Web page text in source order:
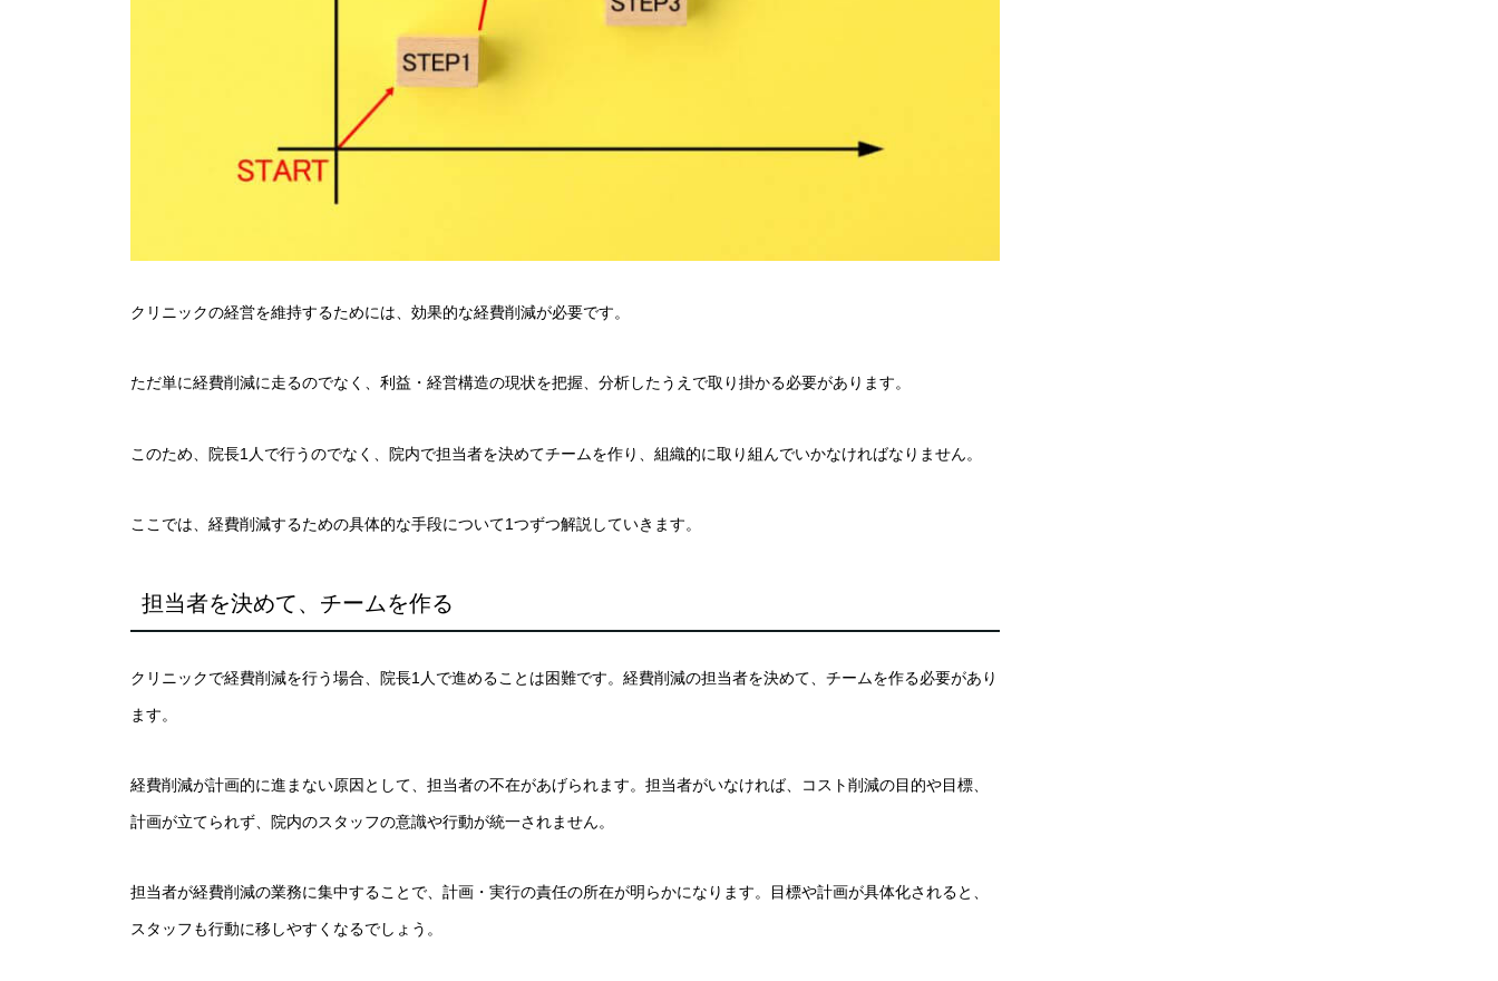
クリニックの経営を維持するためには、効果的な経費削減が必要です。
ただ単に経費削減に走るのでなく、利益・経営構造の現状を把握、分析したうえで取り掛かる必要があります。
このため、院長1人で行うのでなく、院内で担当者を決めてチームを作り、組織的に取り組んでいかなければなりません。
ここでは、経費削減するための具体的な手段について1つずつ解説していきます。
担当者を決めて、チームを作る
クリニックで経費削減を行う場合、院長1人で進めることは困難です。経費削減の担当者を決めて、チームを作る必要があり
ます。
経費削減が計画的に進まない原因として、担当者の不在があげられます。担当者がいなければ、コスト削減の目的や目標、
計画が立てられず、院内のスタッフの意識や行動が統一されません。
担当者が経費削減の業務に集中することで、計画・実行の責任の所在が明らかになります。目標や計画が具体化されると、
スタッフも行動に移しやすくなるでしょう。